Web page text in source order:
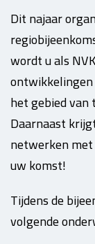
Dit najaar
wordt u als
het gebied
Daarnaast
netwerken
uw komst!
Tijdens de
volgende